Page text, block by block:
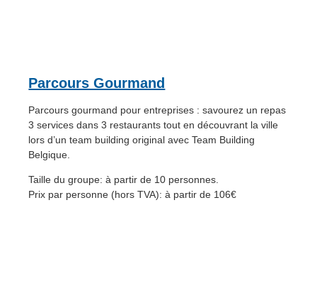
Parcours Gourmand
Parcours gourmand pour entreprises : savourez un repas
3 services dans 3 restaurants tout en découvrant la ville
lors d’un team building original avec Team Building
Belgique.
Taille du groupe: à partir de 10 personnes.
Prix par personne (hors TVA): à partir de 106€